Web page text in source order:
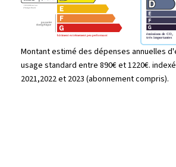
Montant estimé des dépenses annuelles
usage standard entre 890€ et 1220€.
2021,2022 et 2023 (abonnement compris).